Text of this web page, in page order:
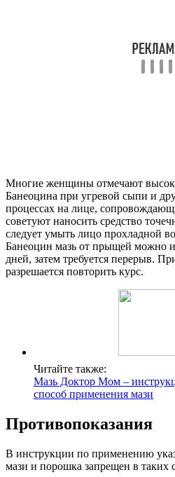
Многие женщины отмечают
Банеоцина при угревой сыпи и
процессах на лице,
советуют наносить средство
следует умыть лицо прохладной
Банеоцин мазь от прыщей можно
дней, затем требуется перерыв.
разрешается повторить курс.
Читайте также:
Мазь Доктор Мом –
способ применения мази
Противопоказания
В инструкции по применению
мази и порошка запрещен в таких